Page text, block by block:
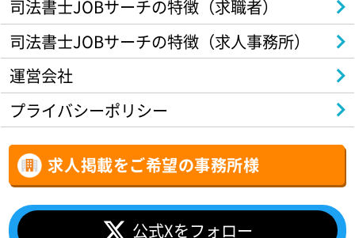
司法書士JOBサーチの特徴（求職者）
司法書士JOBサーチの特徴（求人事務所）
運営会社
プライバシーポリシー
求人掲載をご希望の事務所様
公式Xをフォロー